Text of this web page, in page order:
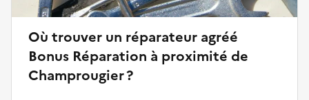
Où trouver un réparateur agréé
Bonus Réparation à proximité de
Champrougier ?